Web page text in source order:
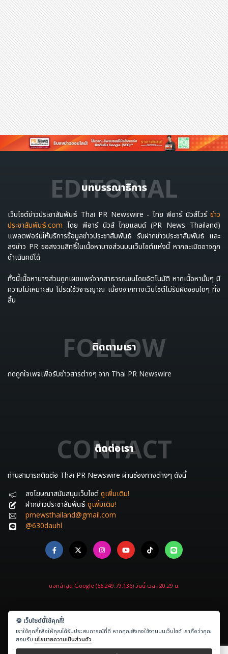
บทบรรณาธิการ
EDITORIAL
เว็บไซต์ข่าวประชาสัมพันธ์ Thai PR Newswire - ไทย พีอาร์ นิวส์ไวร์ ข่าว
ประชาสัมพันธ์.com โดย พีอาร์ นิวส์ ไทยแลนด์ (PR News Thailand)
แพลตฟอร์มให้บริการข้อมูลข่าวประชาสัมพันธ์ รับฝากข่าวประชาสัมพันธ์ และ
ลงข่าว PR ขอสงวนสิทธิ์ในเนื้อหาบางส่วนบนเว็บไซต์แห่งนี้ หากละเมิดอาจถูก
ดำเนินคดีได้
ทั้งนี้เนื้อหาบางส่วนถูกเผยแพร่จากสาธารณชนโดยอัตโนมัติ หากเนื้อหานั้นๆ มี
ความไม่เหมาะสม โปรดใช้วิจารญาณ เนื่องจากทางเว็บไซต์ไม่รับผิดชอบใดๆ ทั้ง
สิ้น
ติดตามเรา
FOLLOW
กดถูกใจเพจเพื่อรับข่าวสารต่างๆ จาก Thai PR Newswire
ติดต่อเรา
CONTACT
ท่านสามารถติดต่อ Thai PR Newswire ผ่านช่องทางต่างๆ ดังนี้
ลงโฆษณาสนับสนุนเว็บไซต์ ดูเพิ่มเติม!
ฝากข่าวประชาสัมพันธ์ ดูเพิ่มเติม!
prnewsthailand@gmail.com
@630dauhl
บอทล่าสุด Google (66.249.79.136) วันนี้ เวลา 20.29 น.
Copyright © 2021-2026ข่าวประชาสัมพันธ์.comAll rights reserved.
Powered by
🍪 เว็บไซต์นี้ใช้คุกกี้!
เราใช้คุกกี้เพื่อให้คุณได้รับประสบการณ์ที่ดี หากคุณยังคงใช้งานบนเว็บไซต์ เราถือว่าคุณ
ยอมรับ นโยบายความเป็นส่วนตัว